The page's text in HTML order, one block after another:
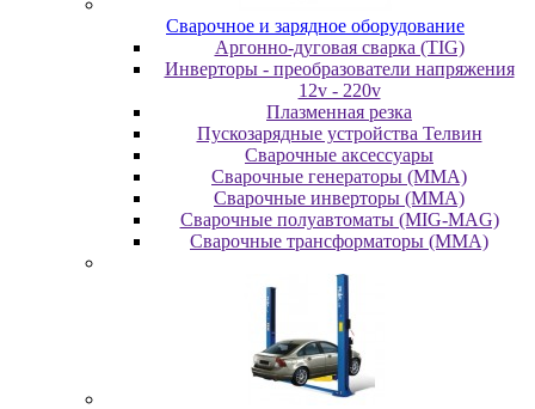
Cвapoчнoe и зарядное оборудование
Аргонно-дуговая сварка (TIG)
Инверторы - преобразователи напряжения
12v - 220v
Плазменная резка
Пускозарядные устройства Телвин
Сварочные аксессуары
Сварочные генераторы (MMA)
Сварочные инверторы (MMA)
Сварочные полуавтоматы (MIG-MAG)
Сварочные трансформаторы (MMA)